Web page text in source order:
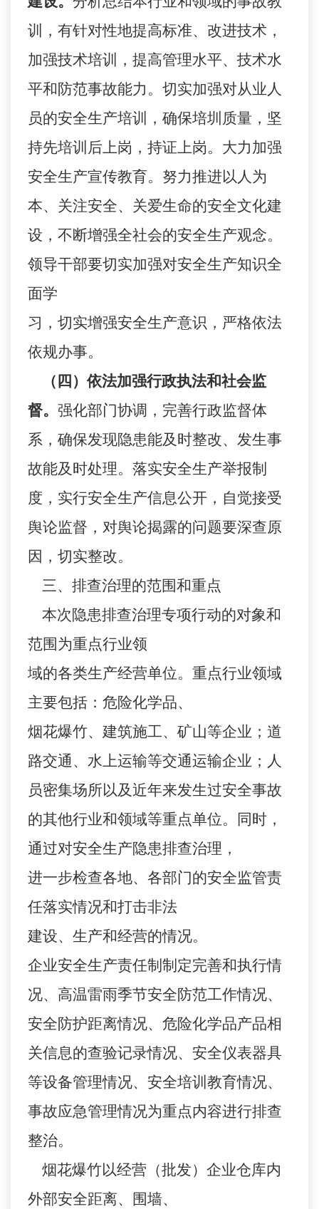
训，有针对性地提高标准、改进技术，
加强技术培训，提高管理水平、技术水
平和防范事故能力。切实加强对从业人
员的安全生产培训，确保培圳质量，坚
持先培训后上岗，持证上岗。大力加强
安全生产宣传教育。努力推进以人为
本、关注安全、关爱生命的安全文化建
设，不断增强全社会的安全生产观念。
领导干部要切实加强对安全生产知识全
面学
习，切实增强安全生产意识，严格依法
依规办事。
（四）依法加强行政执法和社会监
督。 强化部门协调，完善行政监督体
系，确保发现隐患能及时整改、发生事
故能及时处理。落实安全生产举报制
度，实行安全生产信息公开，自觉接受
舆论监督，对舆论揭露的问题要深查原
因，切实整改。
三、排查治理的范围和重点
本次隐患排查治理专项行动的对象和
范围为重点行业领
域的各类生产经营单位。重点行业领域
主要包括：危险化学品、
烟花爆竹、建筑施工、矿山等企业；道
路交通、水上运输等交通运输企业；人
员密集场所以及近年来发生过安全事故
的其他行业和领域等重点单位。同时，
通过对安全生产隐患排查治理，
进一步检查各地、各部门的安全监管责
任落实情况和打击非法
建设、生产和经营的情况。
企业安全生产责任制制定完善和执行情
况、高温雷雨季节安全防范工作情况、
安全防护距离情况、危险化学品产品相
关信息的查验记录情况、安全仪表器具
等设备管理情况、安全培训教育情况、
事故应急管理情况为重点内容进行排查
整治。
烟花爆竹以经营（批发）企业仓库内
外部安全距离、围墙、